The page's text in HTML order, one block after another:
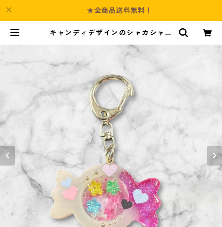
★全商品送料無料！
キャンディデザインのシャカシャカ
Culture-Booth